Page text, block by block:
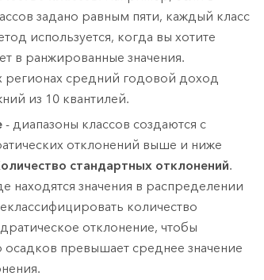
задано равным пяти, каждый класс
используется, когда вы хотите
в ранжированные значения.
регионах средний годовой доход
из 10 квантилей.
- диапазоны классов создаются с
отклонений выше и ниже
стандартных отклонений.
находятся значения в распределении
количество
отклонение, чтобы
превышает среднее значение